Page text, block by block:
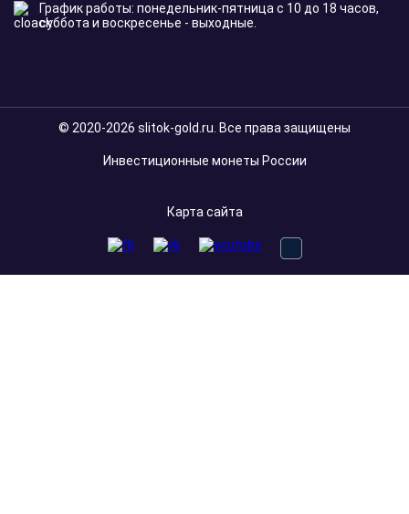
График работы: понедельник-пятница с 10 до 18 часов,
суббота и воскресенье - выходные.
© 2020-2026 slitok-gold.ru. Все права защищены
Инвестиционные монеты России
Карта сайта